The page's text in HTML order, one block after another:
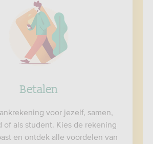
Betalen
voor jezelf, samen,
of als student. Kies de rekening
en ontdek alle voordelen van